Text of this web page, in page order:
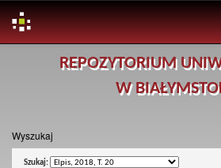
REPOZYTORIUM
W
Wyszukaj
Szukaj: